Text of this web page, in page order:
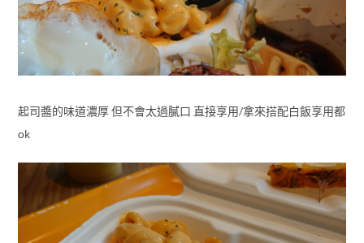
起司醬的味道濃厚 但不會太過膩口 直接享用/拿來搭配白飯享用都
ok